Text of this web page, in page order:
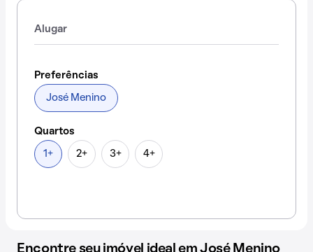
Alugar
Preferências
José Menino
Quartos
1+ 2+ 3+ 4+
Encontre seu imóvel ideal em José Menino